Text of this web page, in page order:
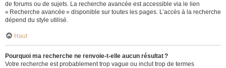
de forums ou de sujets. La recherche avancée est accessible via le lien
« Recherche avancée » disponible sur toutes les pages. L’accès à la recherche
dépend du style utilisé.
Haut
Pourquoi ma recherche ne renvoie-t-elle aucun résultat ?
Votre recherche est probablement trop vague ou inclut trop de termes